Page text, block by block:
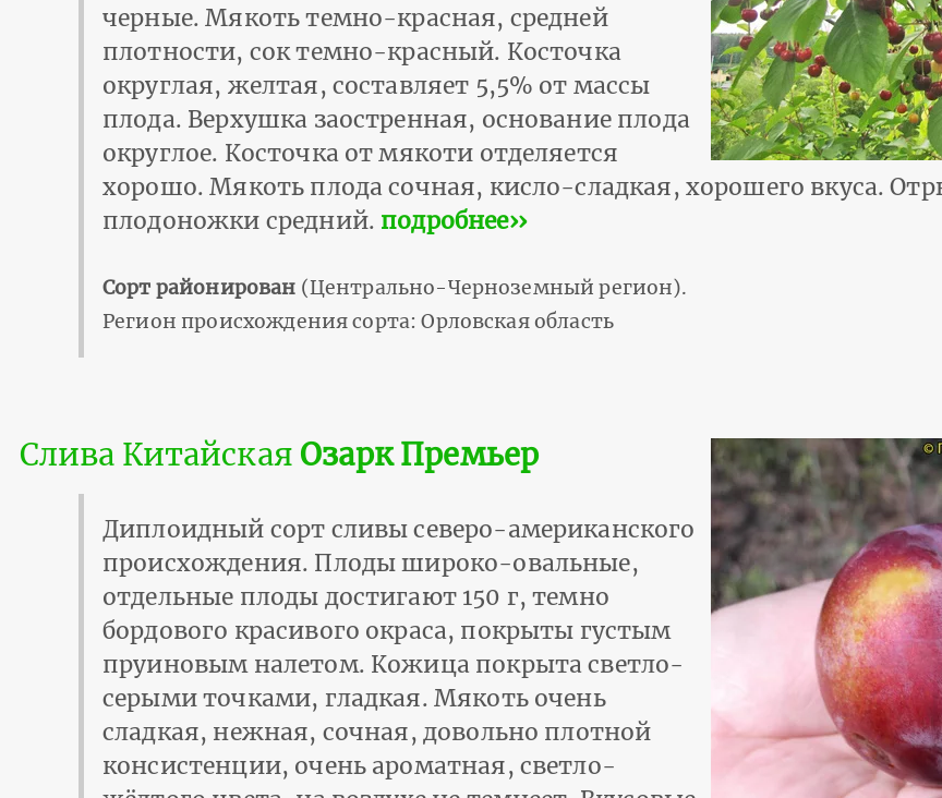
черные. Мякоть темно-красная, средней
плотности, сок темно-красный. Косточка
округлая, желтая, составляет 5,5% от массы
плода. Верхушка заостренная, основание плода
округлое. Косточка от мякоти отделяется
хорошо. Мякоть плода сочная, кисло-сладкая, хорошего вкуса.
плодоножки средний. подробнее››
Сорт районирован (Центрально-Черноземный регион).
Регион происхождения сорта: Орловская область
Слива Китайская Озарк Премьер
Диплоидный сорт сливы северо-американского
происхождения. Плоды широко-овальные,
отдельные плоды достигают 150 г, темно
бордового красивого окраса, покрыты густым
пруиновым налетом. Кожица покрыта светло-
серыми точками, гладкая. Мякоть очень
сладкая, нежная, сочная, довольно плотной
консистенции, очень ароматная, светло-